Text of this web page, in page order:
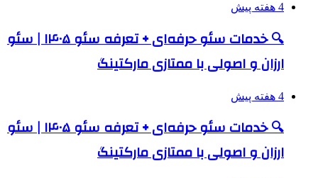
4 هفته پیش
🔍 خدمات سئو حرفه‌ای + تعرفه سئو ۱۴۰۵ | سئو
ارزان و اصولی با ممتازی مارکتینگ
4 هفته پیش
🔍 خدمات سئو حرفه‌ای + تعرفه سئو ۱۴۰۵ | سئو
ارزان و اصولی با ممتازی مارکتینگ